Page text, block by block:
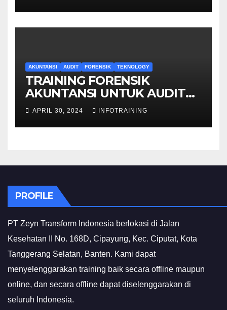
AKUNTANSI AUDIT FORENSIK TEKNOLOGY
TRAINING FORENSIK
AKUNTANSI UNTUK AUDIT
INVESTIGATIF
APRIL 30, 2024 INFOTRAINING
PROFILE
PT Zeyn Transform Indonesia berlokasi di Jalan
Kesehatan II No. 168D, Cipayung, Kec. Ciputat, Kota
Tanggerang Selatan, Banten. Kami dapat
menyelenggarakan training baik secara offline maupun
online, dan secara offline dapat diselenggarakan di
seluruh Indonesia.